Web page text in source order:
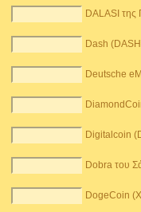
DALASI της
Dash
Deutsche
Digitalcoin
Dobra του
DogeCoin